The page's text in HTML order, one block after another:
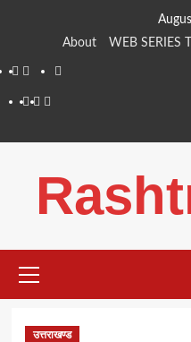
About
WEB SERIES
About
WEB
SERIES
Dehradun
LifePlaces
in
सम्पर्क
Menu
उत्तराखण्ड